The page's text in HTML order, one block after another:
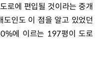
에 편입될 것이라는 중개
도인도 이 점을 알고 있었던
에 이르는 197평이 도로